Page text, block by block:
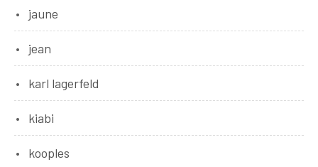
jaune
jean
karl lagerfeld
kiabi
kooples